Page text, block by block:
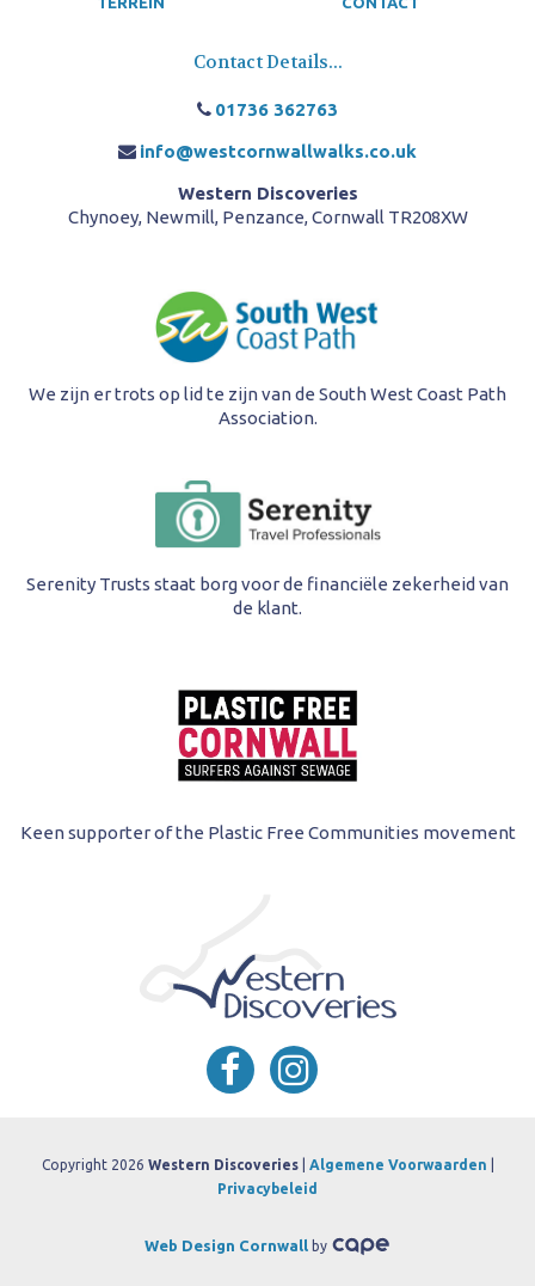
Contact Details...
01736 362763
info@westcornwallwalks.co.uk
Western Discoveries
Chynoey, Newmill, Penzance, Cornwall TR208XW
We zijn er trots op lid te zijn van de South West Coast Path
Association.
Serenity Trusts staat borg voor de financiële zekerheid van
de klant.
Keen supporter of the Plastic Free Communities movement
Copyright 2026 Western Discoveries| Algemene Voorwaarden
Privacybeleid
Web Design Cornwall by